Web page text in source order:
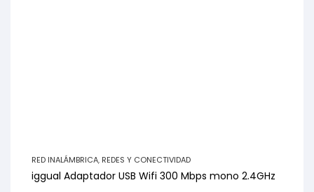
RED INALÁMBRICA, REDES Y CONECTIVIDAD
iggual Adaptador USB Wifi 300 Mbps mono 2.4GHz